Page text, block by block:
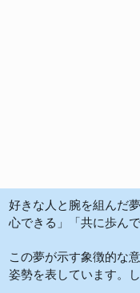
好きな人と腕を組んだ
心できる」「共に歩ん
この夢が示す象徴的な
姿勢を表しています。